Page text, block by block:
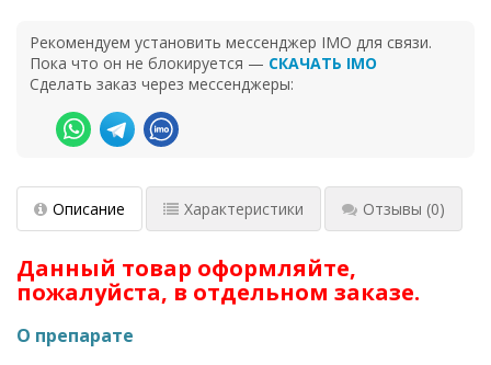
Рекомендуем установить мессенджер IMO для связи.
Пока что он не блокируется — СКАЧАТЬ IMO
Сделать заказ через мессенджеры:
Описание Характеристики Отзывы (0)
Данный товар оформляйте,
пожалуйста, в отдельном заказе.
О препарате